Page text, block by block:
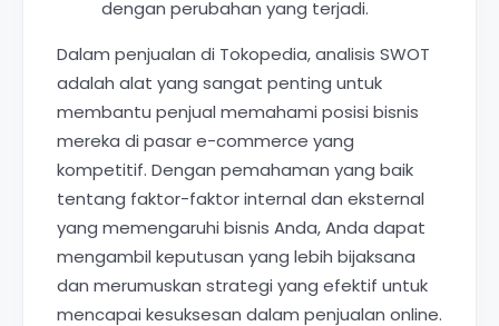
dengan perubahan yang terjadi.
Dalam penjualan di Tokopedia, analisis SWOT
adalah alat yang sangat penting untuk
membantu penjual memahami posisi bisnis
mereka di pasar e-commerce yang
kompetitif. Dengan pemahaman yang baik
tentang faktor-faktor internal dan eksternal
yang memengaruhi bisnis Anda, Anda dapat
mengambil keputusan yang lebih bijaksana
dan merumuskan strategi yang efektif untuk
mencapai kesuksesan dalam penjualan online.